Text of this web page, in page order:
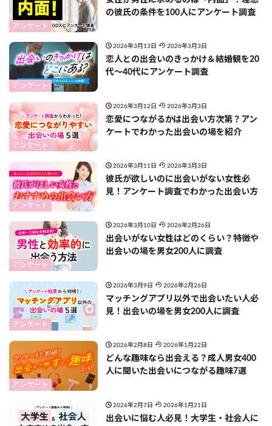
アンケート
の彼氏の条件を100人にアンケート調査
アンケート
2026年3月13日 2026年3月3日
恋人との出会いのきっかけ＆結婚観を20
代〜40代にアンケート調査
アンケート
2026年3月12日 2026年3月3日
恋愛につながるかは出会い方次第？アン
ケートでわかった出会いの場を紹介
アンケート
2026年3月11日 2026年3月3日
彼氏が欲しいのに出会いがない女性必
見！アンケート調査でわかった出会い方
アンケート
2026年3月10日 2026年2月26日
出会いがない女性はどのくらい？特徴や
出会いの場を男女200人に調査
アンケート
2026年3月9日 2026年2月26日
マッチングアプリ以外で出会いたい人必
見！出会いの場を男女200人に調査
アンケート
2026年2月8日 2026年1月22日
どんな趣味なら出会える？成人男女400
人に聞いた出会いにつながる趣味7選
2026年2月7日 2026年1月21日
出会いに悩む人必見！大学生・社会人に